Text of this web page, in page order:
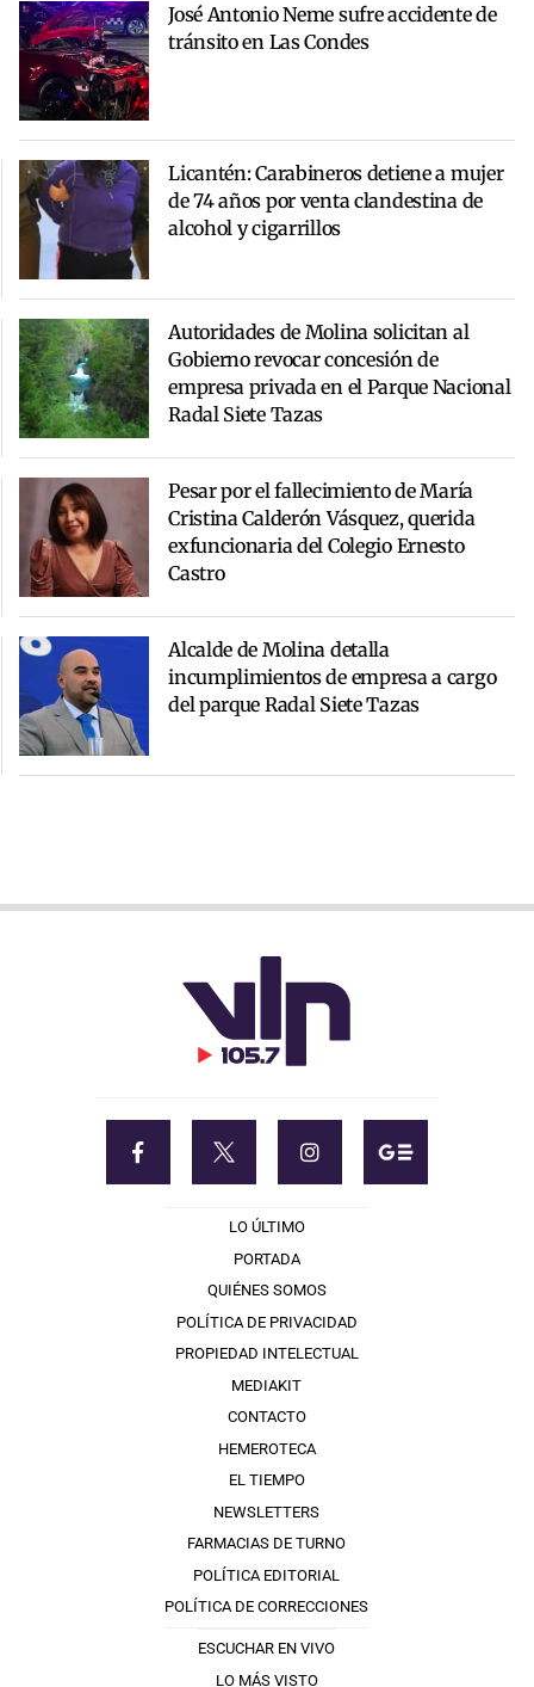
José Antonio Neme sufre accidente de
tránsito en Las Condes
Licantén: Carabineros detiene a mujer
de 74 años por venta clandestina de
alcohol y cigarrillos
Autoridades de Molina solicitan al
Gobierno revocar concesión de
empresa privada en el Parque Nacional
Radal Siete Tazas
Pesar por el fallecimiento de María
Cristina Calderón Vásquez, querida
exfuncionaria del Colegio Ernesto
Castro
Alcalde de Molina detalla
incumplimientos de empresa a cargo
del parque Radal Siete Tazas
LO ÚLTIMO
PORTADA
QUIÉNES SOMOS
POLÍTICA DE PRIVACIDAD
PROPIEDAD INTELECTUAL
MEDIAKIT
CONTACTO
HEMEROTECA
EL TIEMPO
NEWSLETTERS
FARMACIAS DE TURNO
POLÍTICA EDITORIAL
POLÍTICA DE CORRECCIONES
ESCUCHAR EN VIVO
LO MÁS VISTO